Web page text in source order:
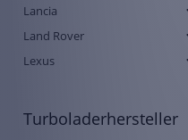
Lancia
Land Rover
Lexus
Turboladerhersteller